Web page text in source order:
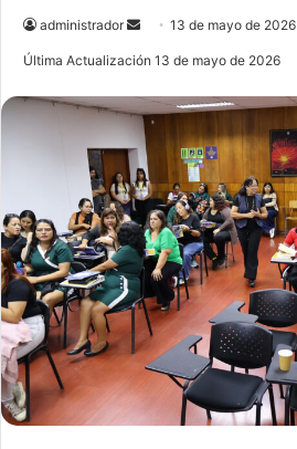
administrador
e
a
n
e
m
a
i
13 de mayo de 2026
Última Actualización 13 de mayo de 2026